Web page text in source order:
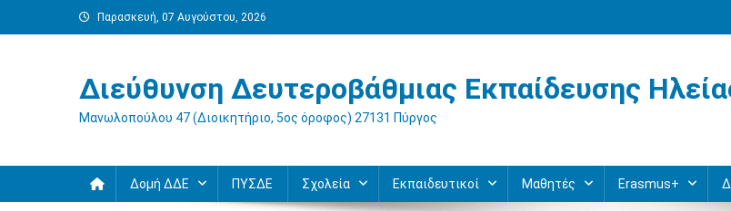
Μεταπηδήστε
στο
Παρασκευή, 07 Αυγούστου, 2026
Διεύθυνση Δευτεροβάθμιας Εκπαίδευσης
Μανωλοπούλου 47 (Διοικητήριο, 5ος όροφος) 27131 Πύργος
Δομή ΔΔΕ ΠΥΣΔΕ Σχολεία Εκπαιδευτικοί Μαθητές Erasmus+